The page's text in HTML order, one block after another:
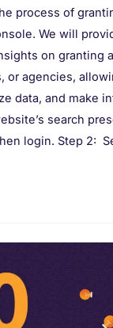
process of
We will
on granting
or agencies,
data, and make
search
login. Step 2: